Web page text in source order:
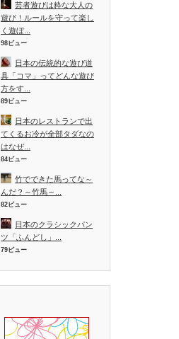
芸者遊びは粋な大人の
遊び！ルールを守って楽し
く遊ぼ...
98ビュー
日本の伝統的な遊び道
具「コマ」ってどんな遊び
方をす...
89ビュー
日本のレストランで出
てくるお冷が全部タダなの
はなぜ...
84ビュー
竹でできた馬ってな～
んだ？～竹馬～...
82ビュー
日本のクラシックパン
ツ「ふんどし」...
79ビュー